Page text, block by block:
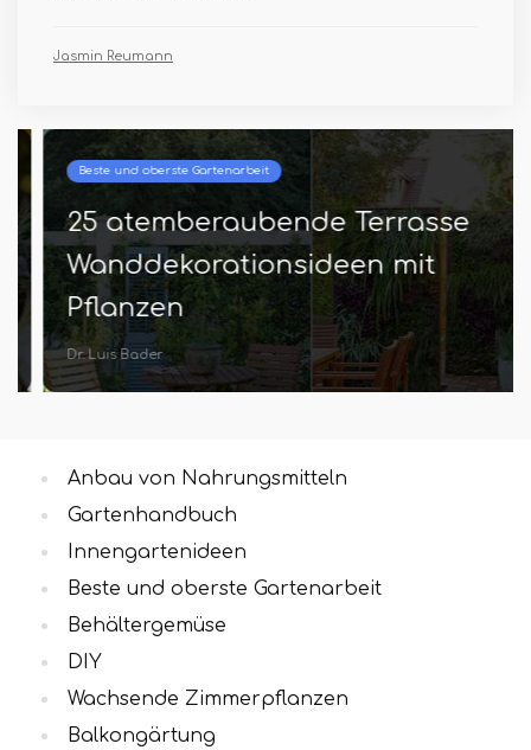
Jasmin Reumann
Beste und oberste Gartenarbeit
25 atemberaubende Terrasse
Wanddekorationsideen mit
Pflanzen
Dr. Luis Bader
Anbau von Nahrungsmitteln
Gartenhandbuch
Innengartenideen
Beste und oberste Gartenarbeit
Behältergemüse
DIY
Wachsende Zimmerpflanzen
Balkongärtung